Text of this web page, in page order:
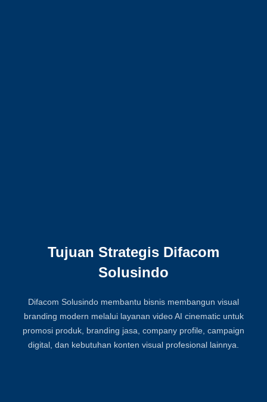
Tujuan Strategis Difacom
Solusindo
Difacom Solusindo membantu bisnis membangun visual
branding modern melalui layanan video AI cinematic untuk
promosi produk, branding jasa, company profile, campaign
digital, dan kebutuhan konten visual profesional lainnya.